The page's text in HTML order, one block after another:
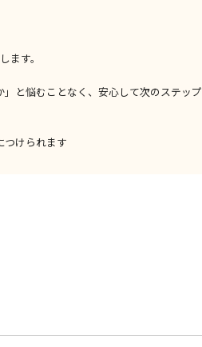
ます。
と悩むことなく、安心して次のステップ
つけられます